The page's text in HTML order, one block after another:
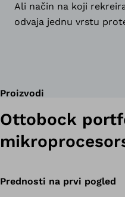
Ali način na koji
odvaja jednu vrstu
Proizvodi
Ottobock
Prednosti na prvi pogled